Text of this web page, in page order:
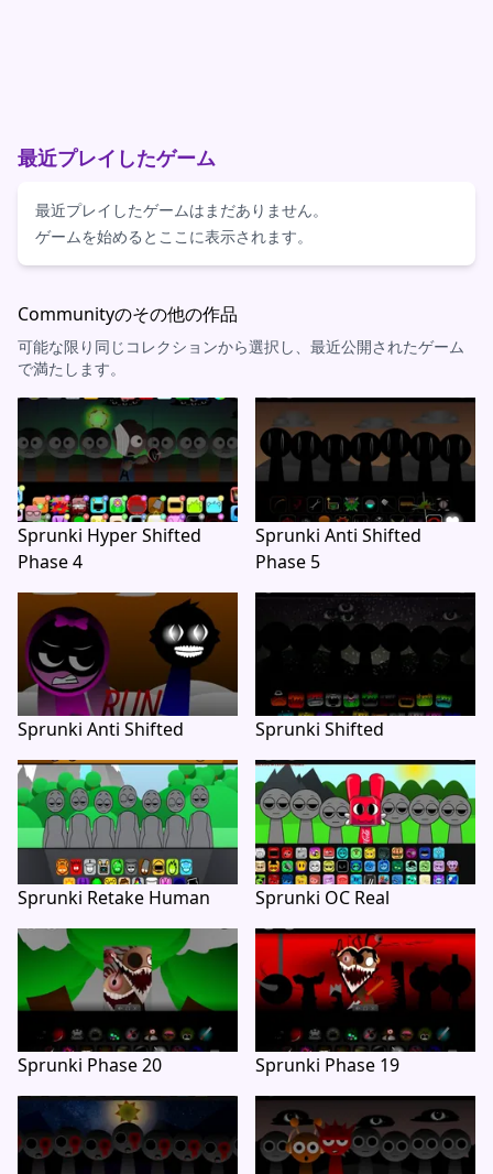
最近プレイしたゲーム
最近プレイしたゲームはまだありません。
ゲームを始めるとここに表示されます。
Communityのその他の作品
可能な限り同じコレクションから選択し、最近公開されたゲーム
で満たします。
Sprunki Hyper Shifted
Phase 4
Sprunki Anti Shifted
Phase 5
Sprunki Anti Shifted Sprunki Shifted
Sprunki Retake Human Sprunki OC Real
Sprunki Phase 20 Sprunki Phase 19